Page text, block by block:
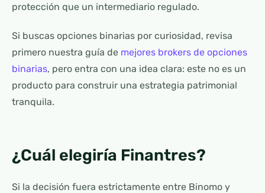
protección que un intermediario regulado.
Si buscas opciones binarias por curiosidad, revisa
primero nuestra guía de mejores brokers de opciones
binarias, pero entra con una idea clara: este no es un
producto para construir una estrategia patrimonial
tranquila.
¿Cuál elegiría Finantres?
Si la decisión fuera estrictamente entre Binomo y